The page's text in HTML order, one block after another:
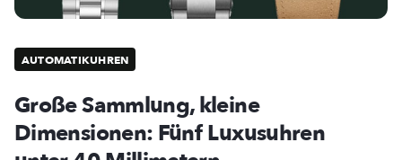
AUTOMATIKUHREN
Große Sammlung, kleine
Dimensionen: Fünf Luxusuhren